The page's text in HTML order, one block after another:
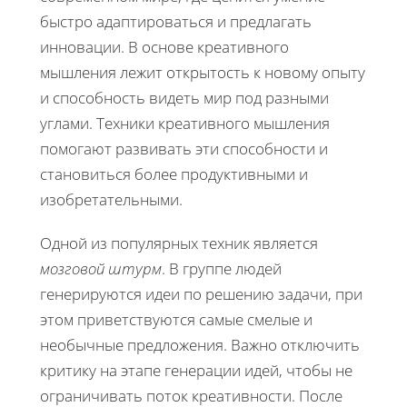
быстро адаптироваться и предлагать
инновации. В основе креативного
мышления лежит открытость к новому опыту
и способность видеть мир под разными
углами. Техники креативного мышления
помогают развивать эти способности и
становиться более продуктивными и
изобретательными.
Одной из популярных техник является
мозговой штурм. В группе людей
генерируются идеи по решению задачи, при
этом приветствуются самые смелые и
необычные предложения. Важно отключить
критику на этапе генерации идей, чтобы не
ограничивать поток креативности. После